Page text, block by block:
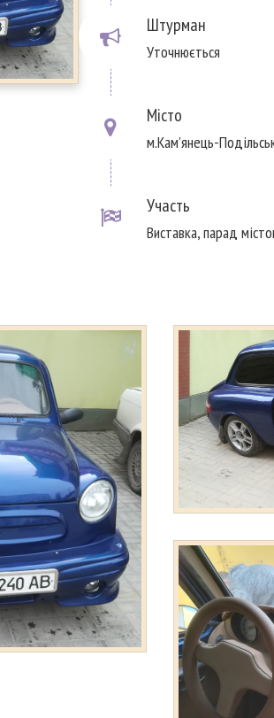
Штурман
Уточнюється
Місто
м.Кам’янець-
Участь
Виставка, парад